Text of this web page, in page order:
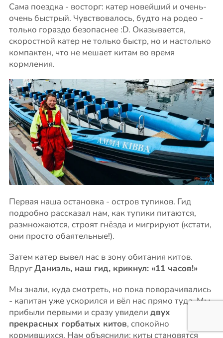
Сама поездка - восторг: катер новейший и очень-
очень быстрый. Чувствовалось, будто на родео -
только гораздо безопаснее :D. Оказывается,
скоростной катер не только быстр, но и настолько
компактен, что не мешает китам во время
кормления.
Первая наша остановка - остров тупиков. Гид
подробно рассказал нам, как тупики питаются,
размножаются, строят гнёзда и мигрируют (кстати,
они просто обаятельные!).
Затем катер вывел нас в зону обитания китов.
ВдругДаниэль, наш гид, крикнул: «11 часов!»
Мы знали, куда смотреть, но пока поворачивались
- капитан уже ускорился и вёл нас прямо туда. Мы
прибыли первыми и сразу увидели двух
прекрасных горбатых китов, спокойно
кормившихся. Нам объяснили: киты становятся